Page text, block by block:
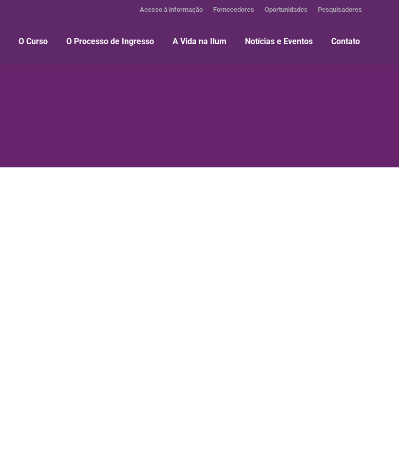
Acesso à informação Fornecedores Oportunidades Pesquisadores
O Curso O Processo de Ingresso A Vida na Ilum Notícias e Eventos Contato